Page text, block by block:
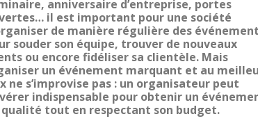
anniversaire d’entreprise, portes
il est important pour une société
de manière régulière des
souder son équipe, trouver de nouveaux
ou encore fidéliser sa clientèle. Mais
un événement marquant et au
ne s’improvise pas : un organisateur peut
indispensable pour obtenir un
qualité tout en respectant son budget.